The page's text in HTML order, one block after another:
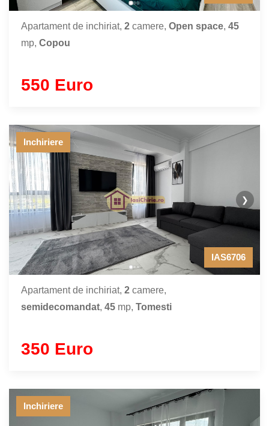
Apartament de inchiriat, 2 camere, Open space, 45
mp, Copou
550 Euro
❯
Inchiriere
IAS6706
Apartament de inchiriat, 2 camere,
semidecomandat, 45 mp, Tomesti
350 Euro
Inchiriere